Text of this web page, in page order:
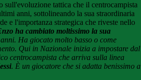
sull'evoluzione tattica che il centrocampista
anni, sottolineando la sua straordinaria
e l'importanza strategica che riveste nello
ha cambiato moltissimo la sua
Ha giocato molto basso o come
Qui in Nazionale inizia a impostare dal
centrocampista che arriva sulla linea
. È un giocatore che si adatta benissimo a